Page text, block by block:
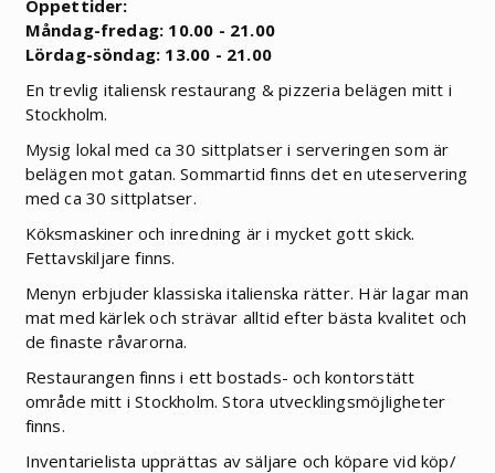
Öppettider:
Måndag-fredag: 10.00 - 21.00
Lördag-söndag: 13.00 - 21.00
En trevlig italiensk restaurang & pizzeria belägen mitt i
Stockholm.
Mysig lokal med ca 30 sittplatser i serveringen som är
belägen mot gatan. Sommartid finns det en uteservering
med ca 30 sittplatser.
Köksmaskiner och inredning är i mycket gott skick.
Fettavskiljare finns.
Menyn erbjuder klassiska italienska rätter. Här lagar man
mat med kärlek och strävar alltid efter bästa kvalitet och
de finaste råvarorna.
Restaurangen finns i ett bostads- och kontorstätt
område mitt i Stockholm. Stora utvecklingsmöjligheter
finns.
Inventarielista upprättas av säljare och köpare vid köp/